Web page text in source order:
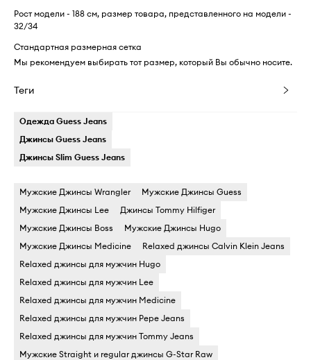
Рост модели - 188 см, размер товара, представленного на модели -
32/34
Стандартная размерная сетка
Мы рекомендуем выбирать тот размер, который Вы обычно носите.
Теги
Одежда Guess Jeans
Джинсы Guess Jeans
Джинсы Slim Guess Jeans
Мужские Джинсы Wrangler
Мужские Джинсы Guess
Мужские Джинсы Lee
Джинсы Tommy Hilfiger
Мужские Джинсы Boss
Мужские Джинсы Hugo
Мужские Джинсы Medicine
Relaxed джинсы Calvin Klein Jeans
Relaxed джинсы для мужчин Hugo
Relaxed джинсы для мужчин Lee
Relaxed джинсы для мужчин Medicine
Relaxed джинсы для мужчин Pepe Jeans
Relaxed джинсы для мужчин Tommy Jeans
Мужские Straight и regular джинсы G-Star Raw